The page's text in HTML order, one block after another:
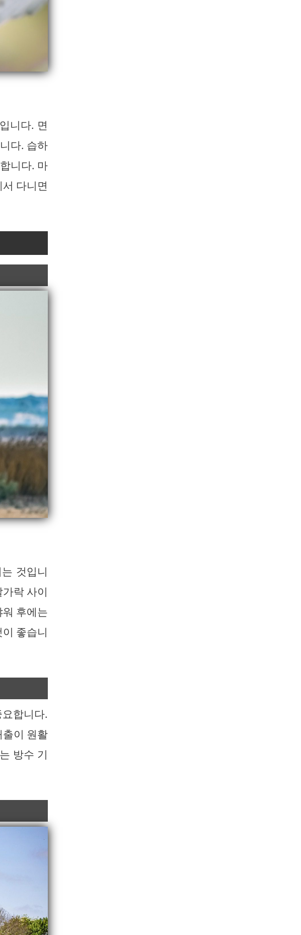
니다. 면
다. 습하
니다. 마
다니면
것입니
락 사이
후에는
좋습니
합니다.
이 원활
방수 기